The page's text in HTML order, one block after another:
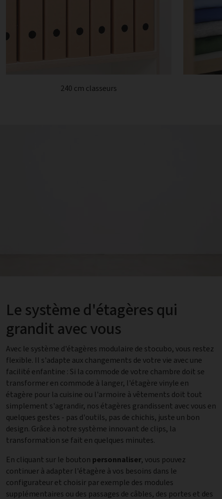
240 cm classeurs
Le système d'étagères qui
grandit avec vous
Avec le système d'étagères modulaire de stocubo, vous restez
flexible. Il s'adapte aux changements de votre vie avec une
facilité enfantine : Si la commode de votre chambre doit se
transformer en commode à langer, l'étagère vinyle en
étagère pour la cuisine ou l'armoire à vêtements doit tout
simplement s'agrandir, nos étagères grandissent avec vous en
quelques gestes - pas d'outils, pas de chichis, juste un bon
design. Grâce à notre système innovant de clips, la
transformation se fait en quelques minutes.
En cliquant sur le bouton personnaliser, vous pouvez
continuer à adapter l'étagère à vos besoins dans le
configurateur et choisir par exemple des modules
supplémentaires ou des passages de câbles, des portes et des